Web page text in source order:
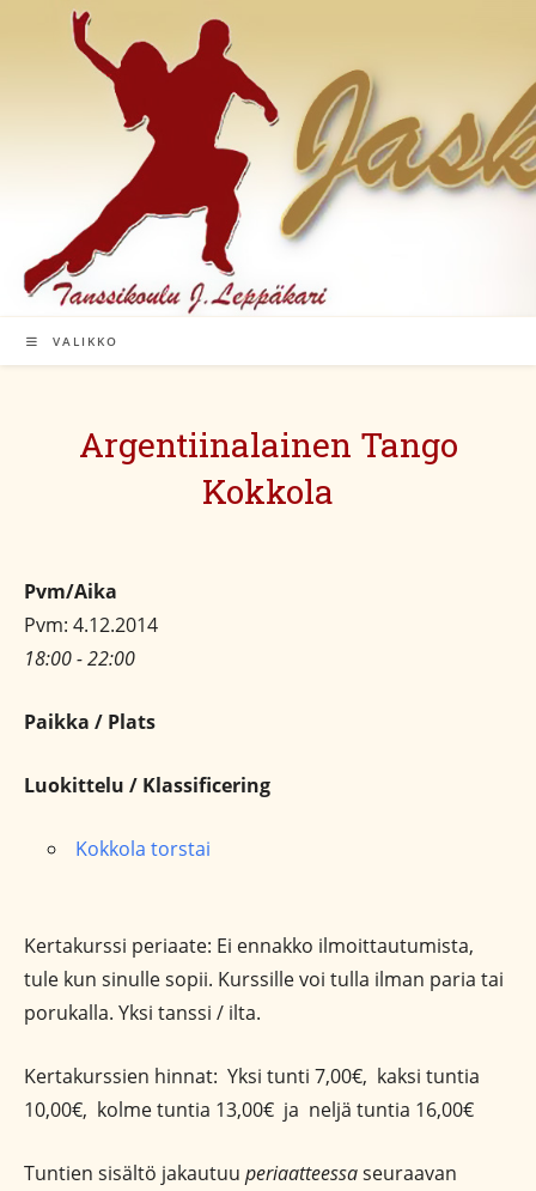
VALIKKO
Argentiinalainen Tango
Kokkola
Pvm/Aika
Pvm: 4.12.2014
18:00 - 22:00
Paikka / Plats
Luokittelu / Klassificering
Kokkola torstai
Kertakurssi periaate: Ei ennakko ilmoittautumista,
tule kun sinulle sopii. Kurssille voi tulla ilman paria tai
porukalla. Yksi tanssi / ilta.
Kertakurssien hinnat: Yksi tunti 7,00€, kaksi tuntia
10,00€, kolme tuntia 13,00€ ja neljä tuntia 16,00€
Tuntien sisältö jakautuu periaatteessaseuraavan